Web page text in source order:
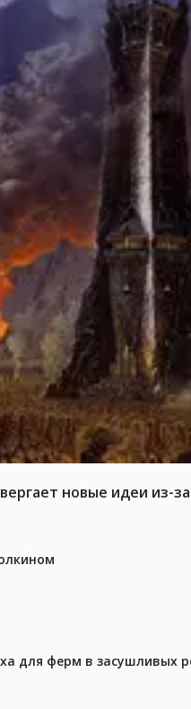
новые идеи из-
для ферм в засушливых